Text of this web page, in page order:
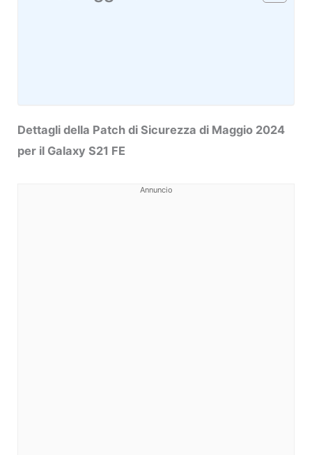
Dettagli della Patch di Sicurezza di Maggio 2024
per il Galaxy S21 FE
Annuncio